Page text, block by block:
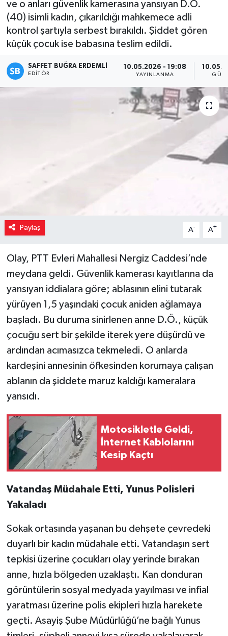
ve o anları güvenlik kamerasına yansıyan D.Ö.
(40) isimli kadın, çıkarıldığı mahkemece adli
kontrol şartıyla serbest bırakıldı. Şiddet gören
küçük çocuk ise babasına teslim edildi.
SAFFET BUĞRA ERDEMLI
EDITÖR
10.05.2026 - 19:08
YAYINLANMA
Paylaş A- A+
Olay, PTT Evleri Mahallesi Nergiz Caddesi’nde
meydana geldi. Güvenlik kamerası kayıtlarına da
yansıyan iddialara göre; ablasının elini tutarak
yürüyen 1,5 yaşındaki çocuk aniden ağlamaya
başladı. Bu duruma sinirlenen anne D.Ö., küçük
çocuğu sert bir şekilde iterek yere düşürdü ve
ardından acımasızca tekmeledi. O anlarda
kardeşini annesinin öfkesinden korumaya çalışan
ablanın da şiddete maruz kaldığı kameralara
yansıdı.
Motosikletle Geldi,
İnternet Kablolarını
Kesip Kaçtı
Vatandaş Müdahale Etti, Yunus Polisleri
Yakaladı
Sokak ortasında yaşanan bu dehşete çevredeki
duyarlı bir kadın müdahale etti. Vatandaşın sert
tepkisi üzerine çocukları olay yerinde bırakan
anne, hızla bölgeden uzaklaştı. Kan donduran
görüntülerin sosyal medyada yayılması ve infial
yaratması üzerine polis ekipleri hızla harekete
geçti. Asayiş Şube Müdürlüğü’ne bağlı Yunus